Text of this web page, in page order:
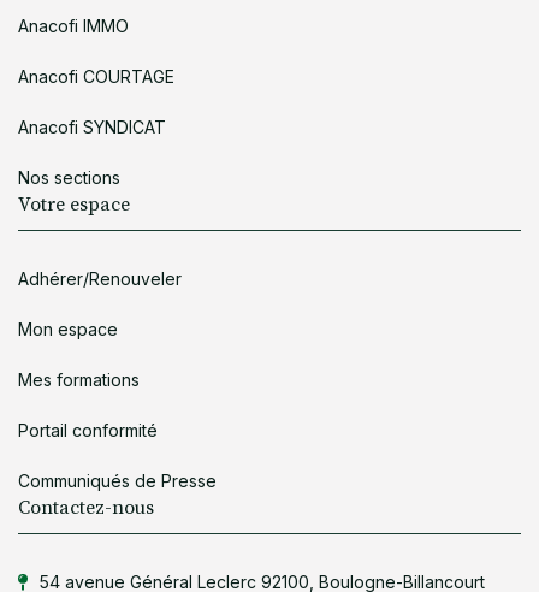
Anacofi IMMO
Anacofi COURTAGE
Anacofi SYNDICAT
Nos sections
Votre espace
Adhérer/Renouveler
Mon espace
Mes formations
Portail conformité
Communiqués de Presse
Contactez-nous
54 avenue Général Leclerc 92100, Boulogne-Billancourt